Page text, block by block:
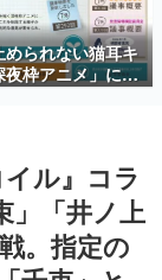
数万以上！ などな
身の“殿堂入り”記
のエピソードをお
は、〈試験問題〉
められない猫耳キ
夜枠アニメ」に視
批判意見。違法
ル』コラ
」「井ノ上
。指定の